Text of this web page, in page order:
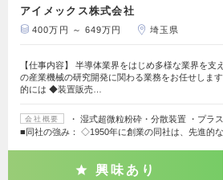
アイメックス株式会社
400万円 ～ 649万円 埼玉県
【仕事内容】 半導体業界をはじめ多様な業界を支
の産業機械の研究開発に関わる業務をお任せしま
的には ◆装置販売…
会社概要
・ 湿式超微粒粉砕・分散装置 ・プラ
■同社の強み： ◇1950年に創業の同社は、先進的
興味あり